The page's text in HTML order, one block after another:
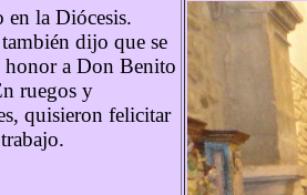
en la Diócesis.
dijo que se
honor a Don Benito
ruegos y
quisieron felicitar